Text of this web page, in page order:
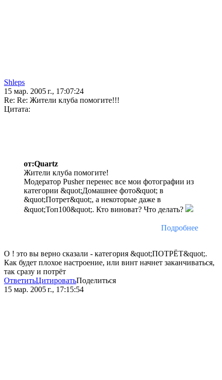
Shleps
15 мар. 2005 г., 17:07:24
Re: Re: Жители клуба помогите!!!
Цитата:
от:Quartz
Жители клуба помогите!
Модератор Pusher перенес все мои фотографии из
категории &quot;Домашнее фото&quot; в
&quot;Потрет&quot;, а некоторые даже в
&quot;Топ100&quot;. Кто виноват? Что делать?
Подробнее
О ! это вы верно сказали - категория &quot;ПОТРЁТ&quot;.
Как будет плохое настроение, или винт начнет заканчиваться,
так сразу и потрёт
ОтветитьЦитироватьПоделиться
15 мар. 2005 г., 17:15:54